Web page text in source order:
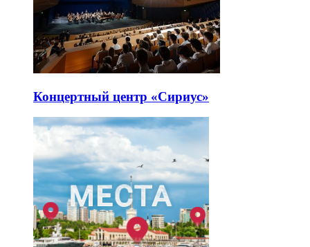
Концертный центр «Сириус»